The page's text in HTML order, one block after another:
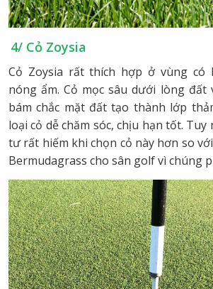
4/ Cỏ Zoysia
Cỏ Zoysia rất thích hợp ở vùng có
nóng ẩm. Cỏ mọc sâu dưới lòng
bám chắc mặt đất tạo thành lớp
loại cỏ dễ chăm sóc, chịu hạn tốt. Tuy
tư rất hiếm khi chọn cỏ này hơn so
Bermudagrass cho sân golf vì chúng